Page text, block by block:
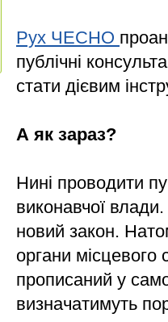
Рух ЧЕСНО
публічні
стати дієвим
А як зараз?
Нині проводити
виконавчої
новий закон.
органи
прописаний у
визначатимуть